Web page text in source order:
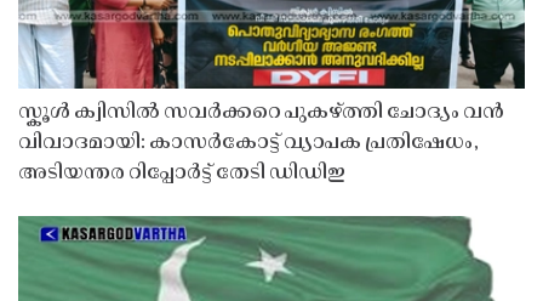
സ്കൂൾ ക്വിസിൽ സവർക്കറെ പുകഴ്ത്തി ചോദ്യം വൻ
വിവാദമായി: കാസർകോട്ട് വ്യാപക പ്രതിഷേധം,
അടിയന്തര റിപ്പോർട്ട് തേടി ഡിഡിഇ